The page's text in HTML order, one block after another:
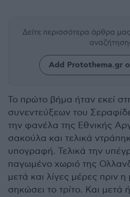
Δείτε περισσότερα άρθρα μας
Add Protothema.gr
Το πρώτο βήμα ήταν εκεί
συνεντεύξεων του
την φανέλα της Εθνικής
σακούλα και τελικά
υπογραφή. Τελικά την
παγωμένο χωριό της
μετά και λίγες μέρες πριν
σηκώσει το τρίτο. Και